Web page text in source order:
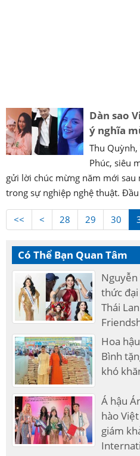
Dàn sao
ý nghĩa
Thu
Phúc, siêu
gửi lời chúc mừng năm mới
trong sự nghiệp nghệ thuật.
<< < 28 29 30
Có Thể Bạn Quan Tâm
Nguyễn
thức
Thái
Hoa
Bình
khó
Á hậu
hào
giám